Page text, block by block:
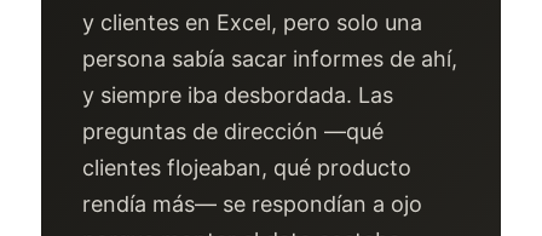
y clientes en Excel, pero solo una
persona sabía sacar informes de ahí,
y siempre iba desbordada. Las
preguntas de dirección —qué
clientes flojeaban, qué producto
rendía más— se respondían a ojo